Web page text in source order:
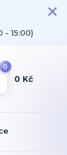
- 15:00)
0
0 Kč